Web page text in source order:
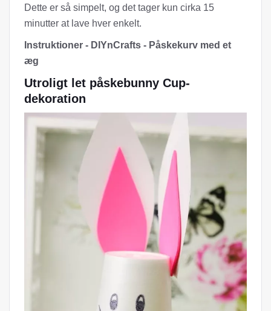
Dette er så simpelt, og det tager kun cirka 15
minutter at lave hver enkelt.
Instruktioner - DIYnCrafts - Påskekurv med et
æg
Utroligt let påskebunny Cup-
dekoration